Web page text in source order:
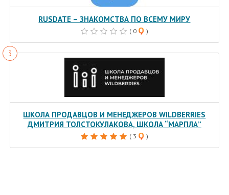
RUSDATE – ЗНАКОМСТВА ПО ВСЕМУ МИРУ
( 0 )
ШКОЛА ПРОДАВЦОВ И МЕНЕДЖЕРОВ WILDBERRIES
ДМИТРИЯ ТОЛСТОКУЛАКОВА, ШКОЛА “МАРПЛА”
( 3 )